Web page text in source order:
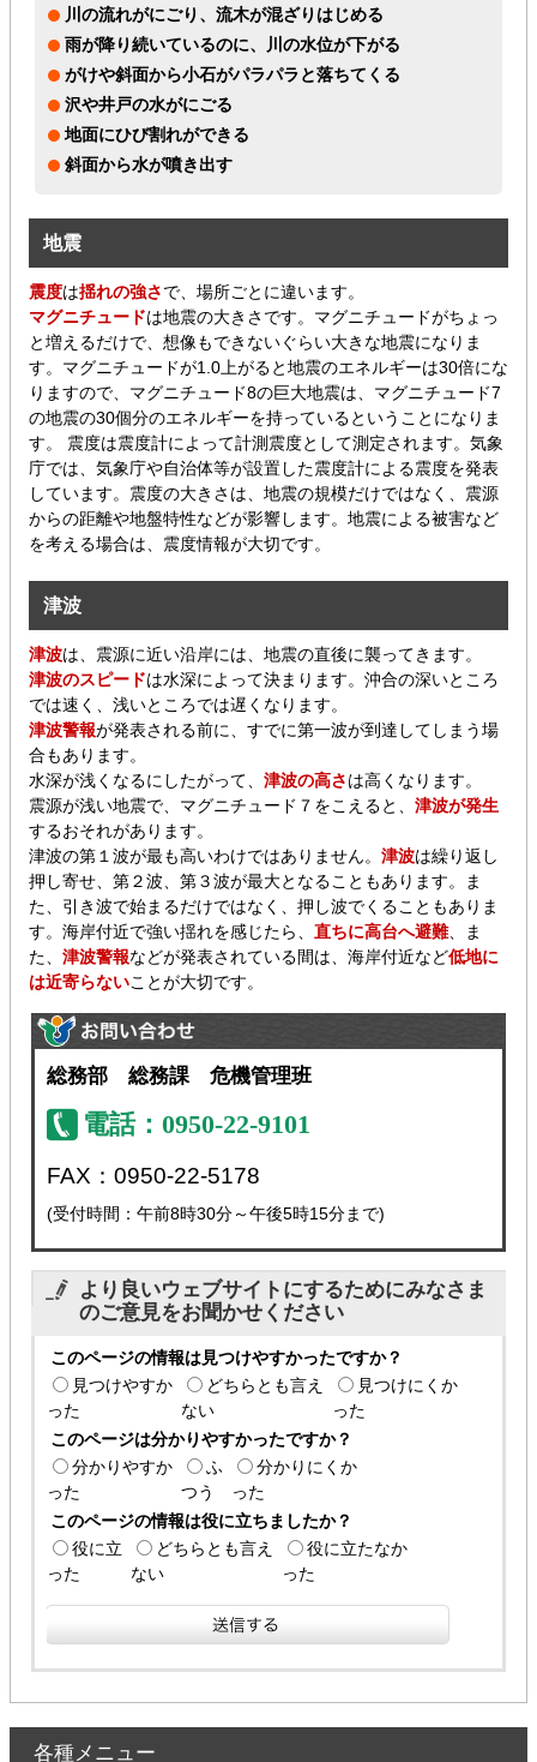
川の流れがにごり、流木が混ざりはじめる
雨が降り続いているのに、川の水位が下がる
がけや斜面から小石がパラパラと落ちてくる
沢や井戸の水がにごる
地面にひび割れができる
斜面から水が噴き出す
地震
震度は揺れの強さで、場所ごとに違います。
マグニチュードは地震の大きさです。マグニチュードがちょっ
と増えるだけで、想像もできないぐらい大きな地震になりま
す。マグニチュードが1.0上がると地震のエネルギーは30倍にな
りますので、マグニチュード8の巨大地震は、マグニチュード7
の地震の30個分のエネルギーを持っているということになりま
す。 震度は震度計によって計測震度として測定されます。気象
庁では、気象庁や自治体等が設置した震度計による震度を発表
しています。震度の大きさは、地震の規模だけではなく、震源
からの距離や地盤特性などが影響します。地震による被害など
を考える場合は、震度情報が大切です。
津波
津波は、震源に近い沿岸には、地震の直後に襲ってきます。
津波のスピードは水深によって決まります。沖合の深いところ
では速く、浅いところでは遅くなります。
津波警報が発表される前に、すでに第一波が到達してしまう場
合もあります。
水深が浅くなるにしたがって、 津波の高さは高くなります。
震源が浅い地震で、マグニチュード７をこえると、 津波が発生
するおそれがあります。
津波の第１波が最も高いわけではありません。 津波は繰り返し
押し寄せ、第２波、第３波が最大となることもあります。ま
た、引き波で始まるだけではなく、押し波でくることもありま
す。海岸付近で強い揺れを感じたら、 直ちに高台へ避難、ま
た、 津波警報などが発表されている間は、海岸付近など低地に
は近寄らないことが大切です。
総務部 総務課 危機管理班
電話：0950-22-9101
FAX：0950-22-5178
(受付時間：午前8時30分～午後5時15分まで)
より良いウェブサイトにするためにみなさま
のご意見をお聞かせください
このページの情報は見つけやすかったですか？
見つけやすか
った
どちらとも言え
ない
見つけにくか
った
このページは分かりやすかったですか？
分かりやすか
った
ふ
つう
分かりにくか
った
このページの情報は役に立ちましたか？
役に立
った
どちらとも言え
ない
役に立たなか
った
各種メニュー